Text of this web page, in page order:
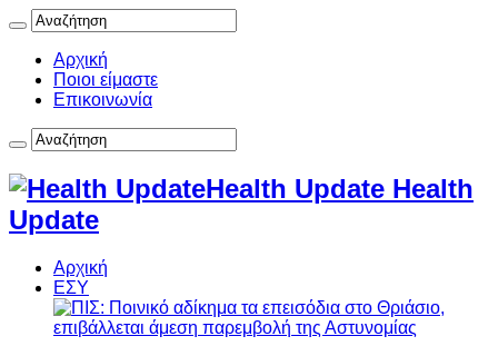
Αρχική
Ποιοι είμαστε
Επικοινωνία
Health Update Health
Update
Αρχική
ΕΣΥ